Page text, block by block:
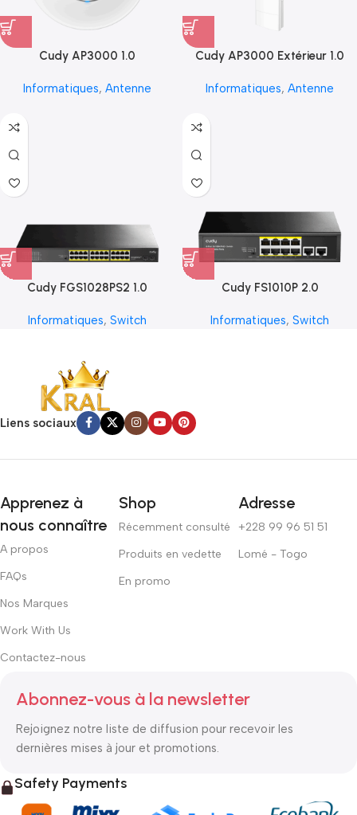
Cudy AP3000 1.0
Informatiques, Antenne
Cudy AP3000 Extérieur 1.0
Informatiques, Antenne
Cudy FGS1028PS2 1.0
Informatiques, Switch
Cudy FS1010P 2.0
Informatiques, Switch
Liens sociaux
Apprenez à
nous connaître
A propos
FAQs
Nos Marques
Work With Us
Contactez-nous
Shop
Récemment consulté
Produits en vedette
En promo
Adresse
+228 99 96 51 51
Lomé - Togo
Abonnez-vous à la newsletter
Rejoignez notre liste de diffusion pour recevoir les
dernières mises à jour et promotions.
Safety Payments